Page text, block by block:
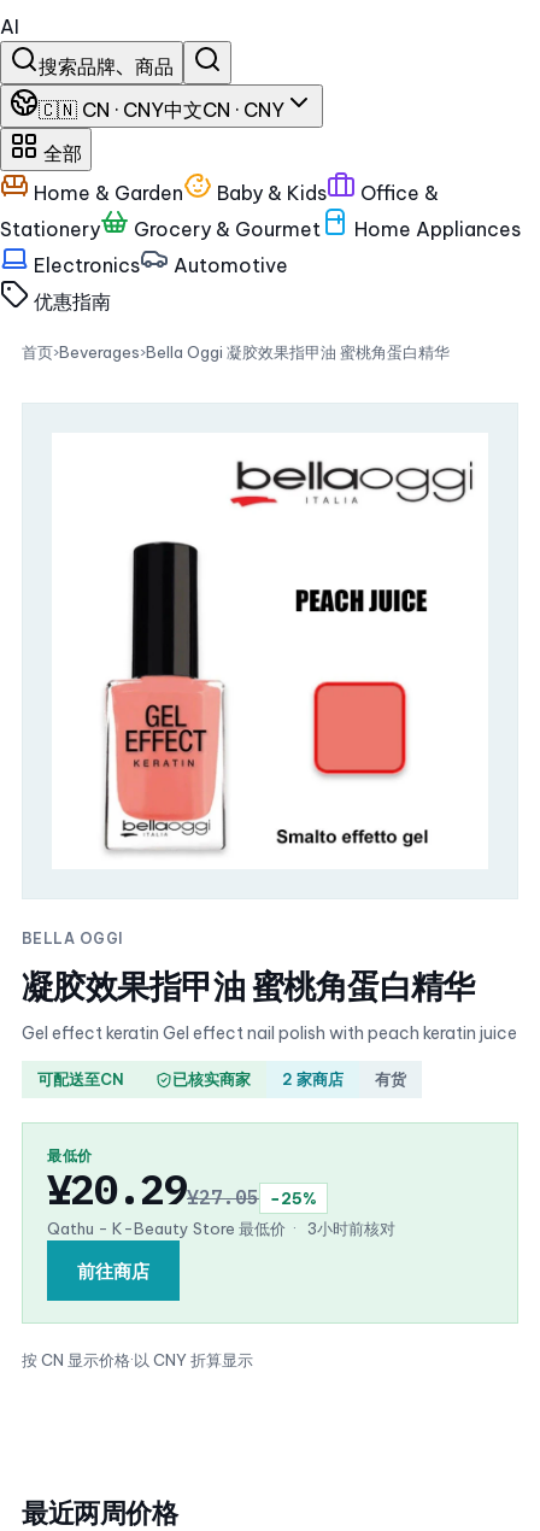
AI
搜索品牌、商品
🇨🇳 CN · CNY中文CN · CNY
全部
Home & Garden
Baby & Kids
Office &
Stationery
Grocery & Gourmet
Home Appliances
Electronics
Automotive
优惠指南
首页›Beverages›Bella Oggi 凝胶效果指甲油 蜜桃角蛋白精华
BELLA OGGI
凝胶效果指甲油 蜜桃角蛋白精华
Gel effect keratin Gel effect nail polish with peach keratin juice
可配送至CN 已核实商家 2 家商店 有货
最低价
¥20.29¥27.05
−25%
Qathu - K-Beauty Store 最低价 · 3小时前核对
前往商店
按 CN 显示价格·以 CNY 折算显示
最近两周价格